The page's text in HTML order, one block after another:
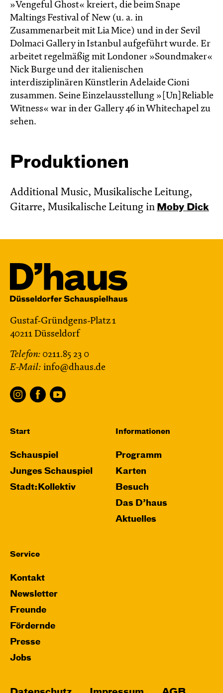
»Vengeful Ghost« kreiert, die beim Snape
Maltings Festival of New (u. a. in
Zusammenarbeit mit Lia Mice) und in der Sevil
Dolmaci Gallery in Istanbul aufgeführt wurde. Er
arbeitet regelmäßig mit Londoner »Soundmaker«
Nick Burge und der italienischen
interdisziplinären Künstlerin Adelaide Cioni
zusammen. Seine Einzelausstellung »[Un]Reliable
Witness« war in der Gallery 46 in Whitechapel zu
sehen.
Produktionen
Additional Music, Musikalische Leitung,
Gitarre, Musikalische Leitung in Moby Dick
Gustaf-Gründgens-Platz 1
40211 Düsseldorf
Telefon: 0211.85 23 0
E-Mail: info@dhaus.de
Start
Schauspiel
Junges Schauspiel
Stadt:Kollektiv
Informationen
Programm
Karten
Besuch
Das D’haus
Aktuelles
Service
Kontakt
Newsletter
Freunde
Fördernde
Presse
Jobs